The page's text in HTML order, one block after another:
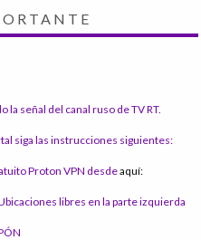
señal del canal ruso de TV RT.
siga las instrucciones siguientes:
Proton VPN desdeaquí:
libres en la parte izquierda